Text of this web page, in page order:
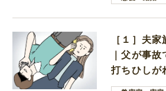
［１］夫
｜父が事
打ちひしが
葉で励ます